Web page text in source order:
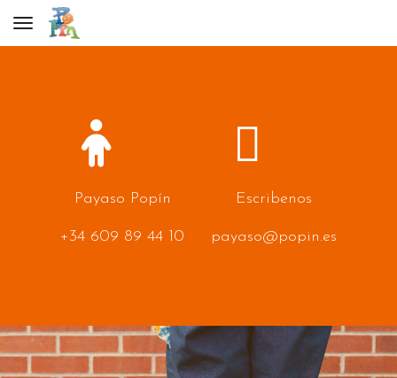
Toggle navigation
Payaso Popín
+34 609 89 44 10
Escribenos
payaso@popin.es